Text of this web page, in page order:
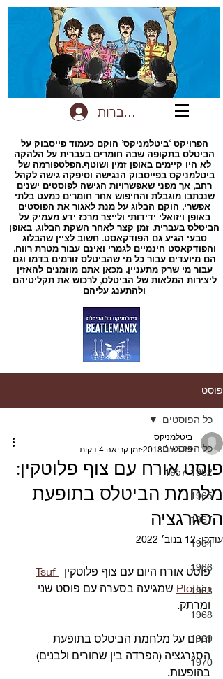
להתחברות
הפרויקט ‘ביטלמניקס’ הוקם כעמוד פייסבוק על
הביטלס בתקופה שבה חומרים בעברית על הלהקה
לא היו קיימים באופן זמין ושוטף.הפלטפורמה של
ביטלמניקס בפייסבוק הנגישה וסיפקה גישה לקהל
רחב, אך מפני שאפשרויות הגישה לפוסטים ישנים
שנכתבו מוגבלת והחיפוש אחר חומרים כמעט בלתי
אפשרי, הוקם הבלוג על מנת לאגור את הפוסטים
באופן ויזואלי ידידותי ולייצר מרכז ידע מעמיק על
הביטלס בעברית. זמן קצר לאחר השקת הבלוג, באופן
טבעי הגיע גם הפודקאסט. חשוב לציין שהבלוג
והפודקאסט חינמיים לגמרי ואינם עבור מטרת רווח.
הם מיועדים עבור כל מי שהביטלס זורמים בדמו וגם
עבור מי שרק מתעניין. מכאן אתם מוזמנים להאזין
ליצירות המלאות של הביטלס, לרכוש את תקליטיהם
ולהתענג עליהם
פוסט
כל הפוסטים
1957-1962
1965
1967
1964
1966
1963
1968
1969
1970
כל הפוסטים
פוסט אורח עם צוף פלוטקין:
מלחמת הביטלס בתופעת
הסגרגציה
ביטלמניקס
29 בינו׳ 2018
זמן קריאה 4 דקות
עודכן:12 בנוב׳ 2022
פוסט אורח היום עם צוף פלוטקין
Tsuf
Plotkin שמגיעה בסערה עם פוסט שני
ומרתק.
והיום על מלחמת הביטלס בתופעת
הסגרגציה (הפרדה בין שחורים ולבנים)
בהופעות.